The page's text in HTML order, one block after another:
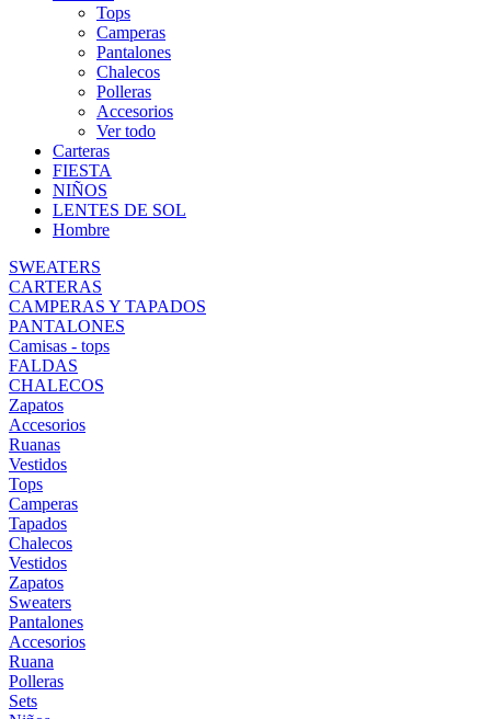
Tops
Camperas
Pantalones
Chalecos
Polleras
Accesorios
Ver todo
Carteras
FIESTA
NIÑOS
LENTES DE SOL
Hombre
SWEATERS
CARTERAS
CAMPERAS Y TAPADOS
PANTALONES
Camisas - tops
FALDAS
CHALECOS
Zapatos
Accesorios
Ruanas
Vestidos
Tops
Camperas
Tapados
Chalecos
Vestidos
Zapatos
Sweaters
Pantalones
Accesorios
Ruana
Polleras
Sets